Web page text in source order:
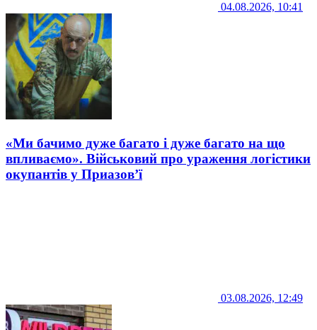
04.08.2026, 10:41
«Ми бачимо дуже багато і дуже багато на що
впливаємо». Військовий про ураження логістики
окупантів у Приазов’ї
03.08.2026, 12:49